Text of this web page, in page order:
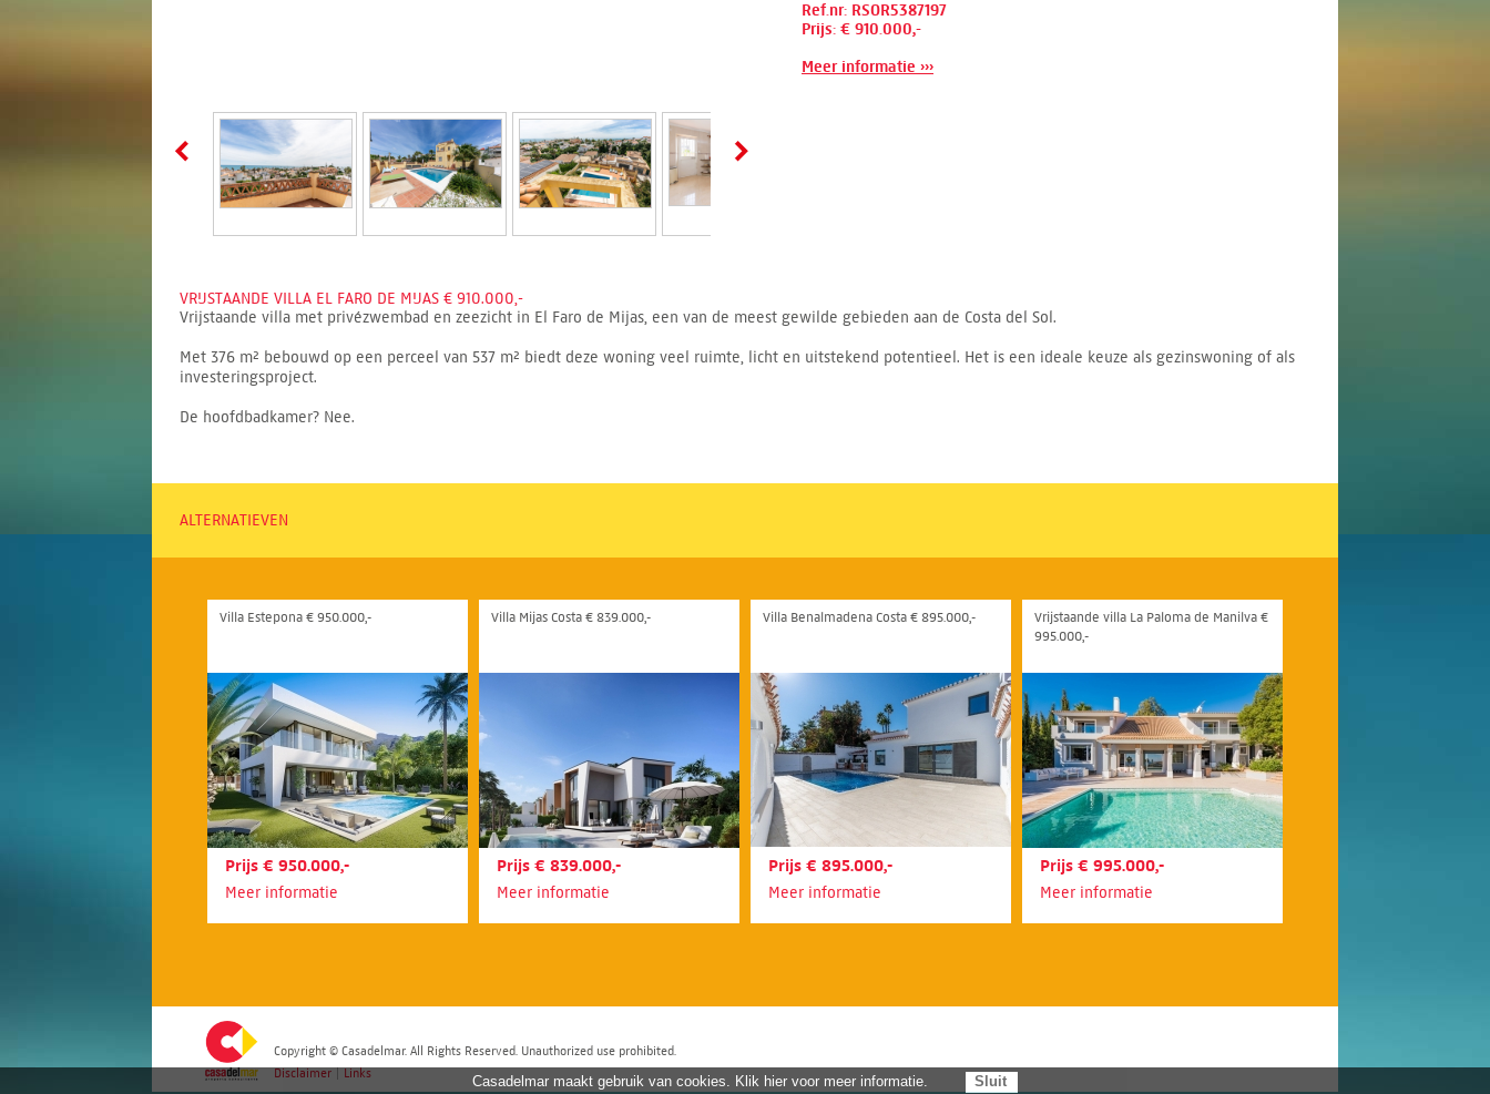
Ref.nr: RSOR5387197
Prijs: € 910.000,-
Meer informatie ›››
VRIJSTAANDE VILLA EL FARO DE MIJAS € 910.000,-
Vrijstaande villa met privézwembad en zeezicht in El Faro de Mijas, een van de meest gewilde gebieden aan de Costa del Sol.
Met 376 m² bebouwd op een perceel van 537 m² biedt deze woning veel ruimte, licht en uitstekend potentieel. Het is een ideale keuze als gezinswoning of als
investeringsproject.
De hoofdbadkamer? Nee.
ALTERNATIEVEN
Villa Estepona € 950.000,-
Prijs € 950.000,-
Meer informatie
Villa Mijas Costa € 839.000,-
Prijs € 839.000,-
Meer informatie
Villa Benalmadena Costa € 895.000,-
Prijs € 895.000,-
Meer informatie
Vrijstaande villa La Paloma de Manilva €
995.000,-
Prijs € 995.000,-
Meer informatie
Copyright © Casadelmar. All Rights Reserved. Unauthorized use prohibited.
Disclaimer
Links Casadelmar maakt gebruik van cookies. Klik hier voor meer informatie. Sluit